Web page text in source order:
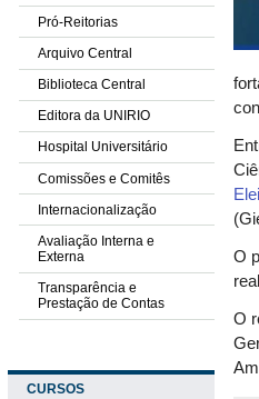
Pró-Reitorias
Arquivo Central
Biblioteca Central
Editora da UNIRIO
Hospital Universitário
Comissões e Comitês
Internacionalização
Avaliação Interna e
Externa
Transparência e
Prestação de Contas
CURSOS
O
O